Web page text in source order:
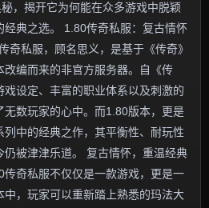
，揭开它为何能在众多游戏中脱颖
典之选。 1.80传奇私服：复古情怀
奇私服，顾名思义，是基于《传奇》
编而来的非官方服务器。自《传
设定、丰富的职业体系以及刺激的
无数玩家的心中。而1.80版本，更是
中的经典之作，其平衡性、耐玩性
仍被津津乐道。 复古情怀，重温经典
奇私服不仅仅是一款游戏，更是一
，玩家可以重新踏上熟悉的玛法大